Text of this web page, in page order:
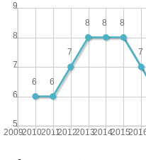
2009201020112012201320142015
5
6
7
8
9
7
8
8
8
7
6
6